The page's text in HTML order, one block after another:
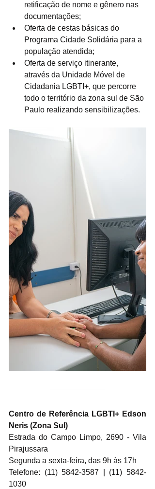
retificação de nome e gênero nas
documentações;
Oferta de cestas básicas do
Programa Cidade Solidária para a
população atendida;
Oferta de serviço itinerante,
através da Unidade Móvel de
Cidadania LGBTI+, que percorre
todo o território da zona sul de São
Paulo realizando sensibilizações.
Centro de Referência LGBTI+ Edson
Neris (Zona Sul)
Estrada do Campo Limpo, 2690 - Vila
Pirajussara
Segunda a sexta-feira, das 9h às 17h
Telefone: (11) 5842-3587 | (11) 5842-
1030